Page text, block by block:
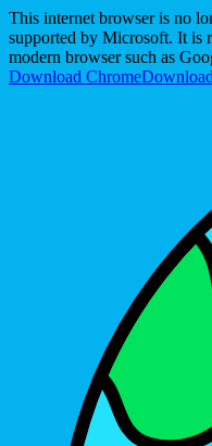
This internet browser is no
supported by Microsoft. It is
modern browser such as
Download Chrome